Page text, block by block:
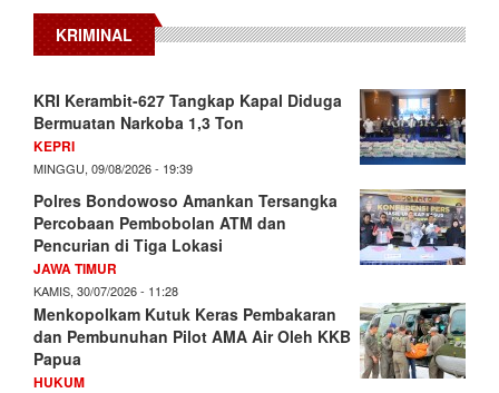
KRIMINAL
KRI Kerambit-627 Tangkap Kapal Diduga
Bermuatan Narkoba 1,3 Ton
KEPRI
MINGGU, 09/08/2026 - 19:39
Polres Bondowoso Amankan Tersangka
Percobaan Pembobolan ATM dan
Pencurian di Tiga Lokasi
JAWA TIMUR
KAMIS, 30/07/2026 - 11:28
Menkopolkam Kutuk Keras Pembakaran
dan Pembunuhan Pilot AMA Air Oleh KKB
Papua
HUKUM